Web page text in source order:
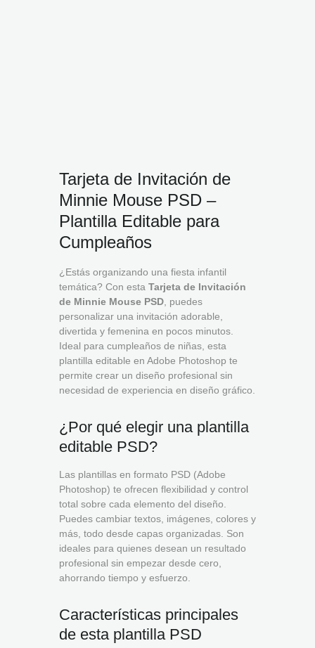
Tarjeta de Invitación de
Minnie Mouse PSD –
Plantilla Editable para
Cumpleaños
¿Estás organizando una fiesta infantil
temática? Con esta Tarjeta de Invitación
de Minnie Mouse PSD , puedes
personalizar una invitación adorable,
divertida y femenina en pocos minutos.
Ideal para cumpleaños de niñas, esta
plantilla editable en Adobe Photoshop te
permite crear un diseño profesional sin
necesidad de experiencia en diseño gráfico.
¿Por qué elegir una plantilla
editable PSD?
Las plantillas en formato PSD (Adobe
Photoshop) te ofrecen flexibilidad y control
total sobre cada elemento del diseño.
Puedes cambiar textos, imágenes, colores y
más, todo desde capas organizadas. Son
ideales para quienes desean un resultado
profesional sin empezar desde cero,
ahorrando tiempo y esfuerzo.
Características principales
de esta plantilla PSD